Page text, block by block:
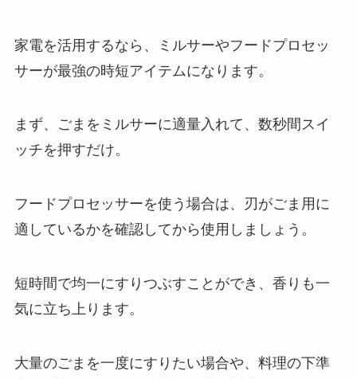
家電を活用するなら、ミルサーやフードプロセッ
サーが最強の時短アイテムになります。
まず、ごまをミルサーに適量入れて、数秒間スイ
ッチを押すだけ。
フードプロセッサーを使う場合は、刃がごま用に
適しているかを確認してから使用しましょう。
短時間で均一にすりつぶすことができ、香りも一
気に立ち上ります。
大量のごまを一度にすりたい場合や、料理の下準